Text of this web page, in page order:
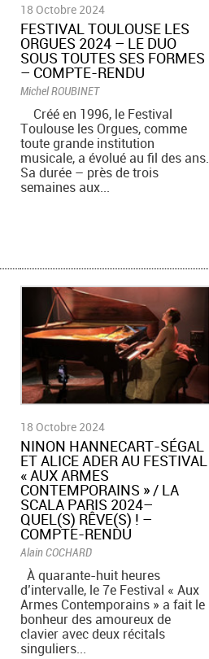
18 Octobre 2024
FESTIVAL TOULOUSE LES
ORGUES 2024 – LE DUO
SOUS TOUTES SES FORMES
– COMPTE-RENDU
Michel ROUBINET
Créé en 1996, le Festival
Toulouse les Orgues, comme
toute grande institution
musicale, a évolué au fil des ans.
Sa durée – près de trois
semaines aux...
18 Octobre 2024
NINON HANNECART-SÉGAL
ET ALICE ADER AU FESTIVAL
« AUX ARMES
CONTEMPORAINS » / LA
SCALA PARIS 2024–
QUEL(S) RÊVE(S) ! –
COMPTE-RENDU
Alain COCHARD
À quarante-huit heures
d’intervalle, le 7e Festival « Aux
Armes Contemporains » a fait le
bonheur des amoureux de
clavier avec deux récitals
singuliers...